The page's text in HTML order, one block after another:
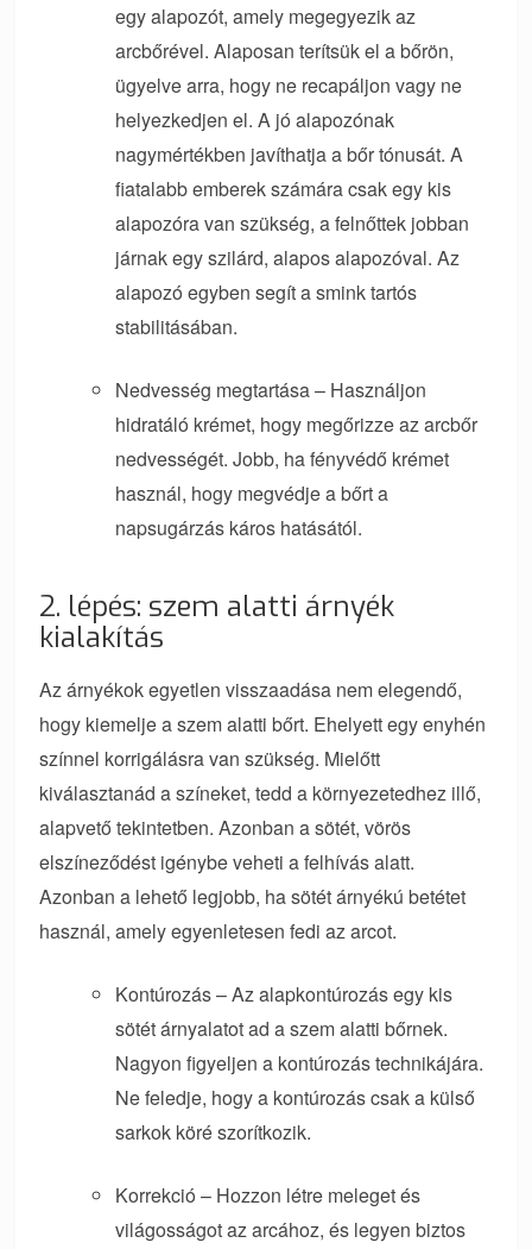
egy alapozót, amely megegyezik az
arcbőrével. Alaposan terítsük el a bőrön,
ügyelve arra, hogy ne recapáljon vagy ne
helyezkedjen el. A jó alapozónak
nagymértékben javíthatja a bőr tónusát. A
fiatalabb emberek számára csak egy kis
alapozóra van szükség, a felnőttek jobban
járnak egy szilárd, alapos alapozóval. Az
alapozó egyben segít a smink tartós
stabilitásában.
Nedvesség megtartása – Használjon
hidratáló krémet, hogy megőrizze az arcbőr
nedvességét. Jobb, ha fényvédő krémet
használ, hogy megvédje a bőrt a
napsugárzás káros hatásától.
2. lépés: szem alatti árnyék
kialakítás
Az árnyékok egyetlen visszaadása nem elegendő,
hogy kiemelje a szem alatti bőrt. Ehelyett egy enyhén
színnel korrigálásra van szükség. Mielőtt
kiválasztanád a színeket, tedd a környezetedhez illő,
alapvető tekintetben. Azonban a sötét, vörös
elszíneződést igénybe veheti a felhívás alatt.
Azonban a lehető legjobb, ha sötét árnyékú betétet
használ, amely egyenletesen fedi az arcot.
Kontúrozás – Az alapkontúrozás egy kis
sötét árnyalatot ad a szem alatti bőrnek.
Nagyon figyeljen a kontúrozás technikájára.
Ne feledje, hogy a kontúrozás csak a külső
sarkok köré szorítkozik.
Korrekció – Hozzon létre meleget és
világosságot az arcához, és legyen biztos